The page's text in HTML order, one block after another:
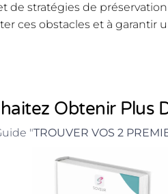
de stratégies de
ces obstacles et à garantir
Obtenir Plus
"TROUVER VOS 2